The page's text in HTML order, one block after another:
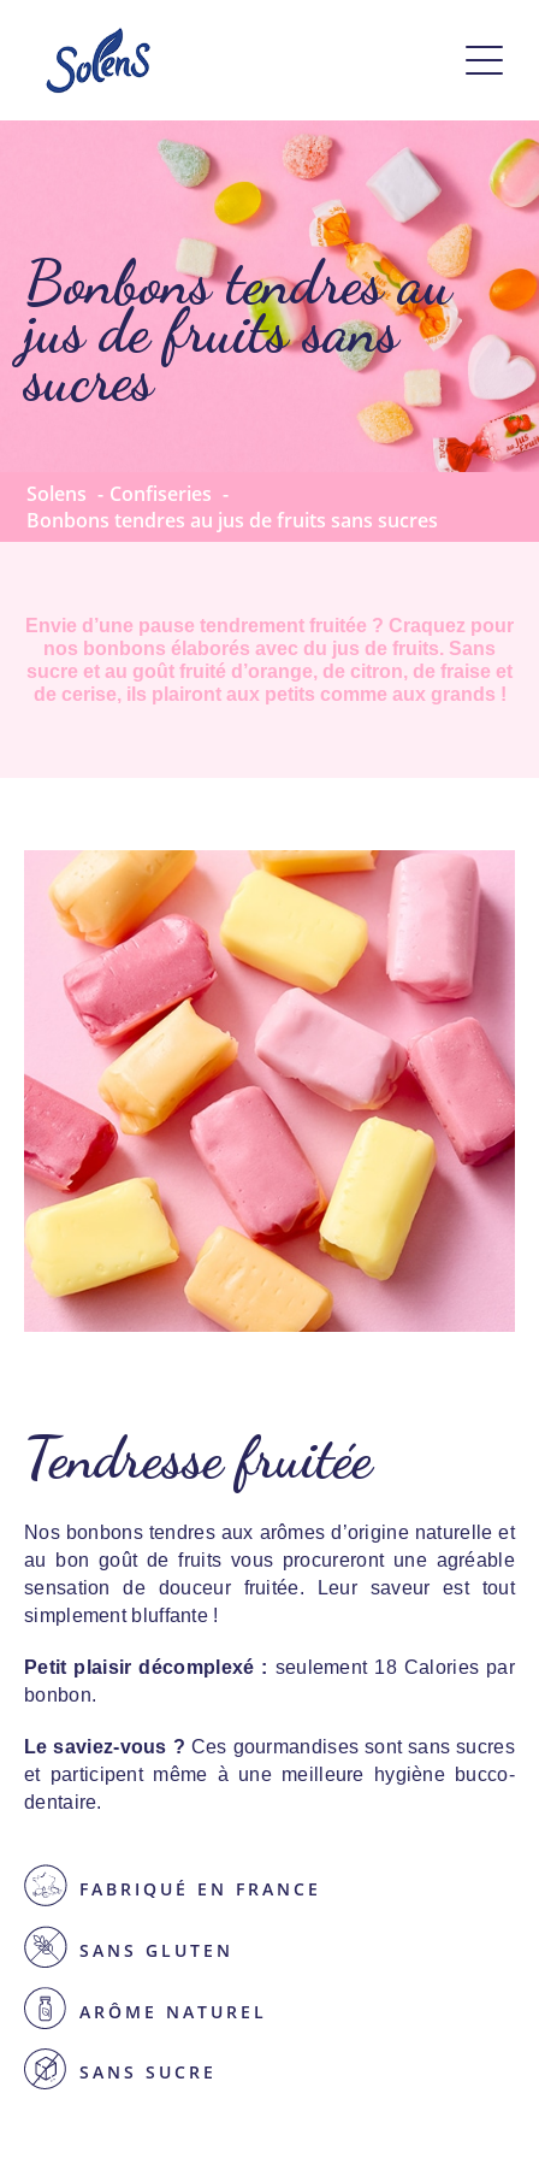
Bonbons tendres au
jus de fruits sans
sucres
Solens
Confiseries
Bonbons tendres au jus de fruits sans sucres
Envie d’une pause tendrement fruitée ? Craquez pour
nos bonbons élaborés avec du jus de fruits. Sans
sucre et au goût fruité d’orange, de citron, de fraise et
de cerise, ils plairont aux petits comme aux grands !
Tendresse fruitée
Nos bonbons tendres aux arômes d’origine naturelle et
au bon goût de fruits vous procureront une agréable
sensation de douceur fruitée. Leur saveur est tout
simplement bluffante !
Petit plaisir décomplexé : seulement 18 Calories par
bonbon.
Le saviez-vous ? Ces gourmandises sont sans sucres
et participent même à une meilleure hygiène bucco-
dentaire.
FABRIQUÉ EN FRANCE
SANS GLUTEN
ARÔME NATUREL
SANS SUCRE